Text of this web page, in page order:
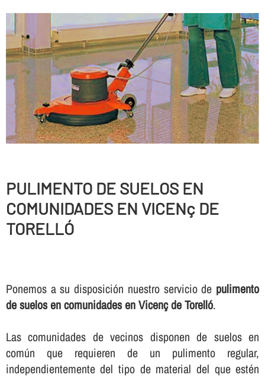
PULIMENTO DE SUELOS EN
COMUNIDADES EN VICENç DE
TORELLÓ
Ponemos a su disposición nuestro servicio de pulimento
de suelos en comunidades en Vicenç de Torelló.
Las comunidades de vecinos disponen de suelos en
común que requieren de un pulimento regular,
independientemente del tipo de material del que estén